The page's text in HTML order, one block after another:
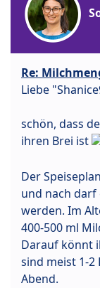
Re:
Liebe
schön, dass
ihren Brei ist
Der
und nach darf
werden. Im
400-500 ml
Darauf könnt
sind meist 1-2
Abend.